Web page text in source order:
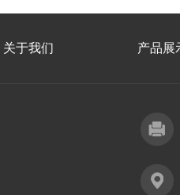
关于我们 产品展